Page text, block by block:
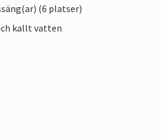
(6 platser)
kallt vatten